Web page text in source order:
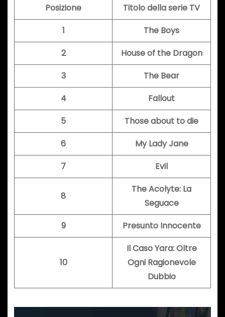
Posizione
Titolo della serie TV
1
The Boys
2
House of the Dragon
3
The Bear
4
Fallout
5
Those about to die
6
My Lady Jane
7
Evil
8
The Acolyte: La
Seguace
9
Presunto Innocente
10
Il Caso Yara: Oltre
Ogni Ragionevole
Dubbio